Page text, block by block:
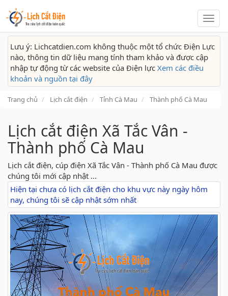
Lịch
cắt
Lưu ý: Lichcatdien.com không thuộc một tổ chức Điện Lực
nào, thông tin dữ liệu mang tính tham khảo và được cập
nhập tự động từ các website của Điện lực Xem các điều
khoản và nguồn tại đây
Trang chủ Lịch cắt điện Tỉnh Cà Mau Thành phố Cà Mau
Lịch cắt điện Xã Tắc Vân -
Thành phố Cà Mau
Lịch cắt điện, cúp điện Xã Tắc Vân - Thành phố Cà Mau được
chúng tôi mới cập nhật ...
Hiện tại chưa có lịch cắt điện cho khu vực này ngày hôm
nay, chúng tôi sẽ cập nhật sớm nhất